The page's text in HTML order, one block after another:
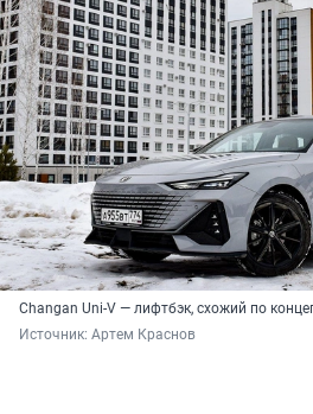
Changan Uni-V — лифтбэк, схожий по
Источник: Артем Краснов